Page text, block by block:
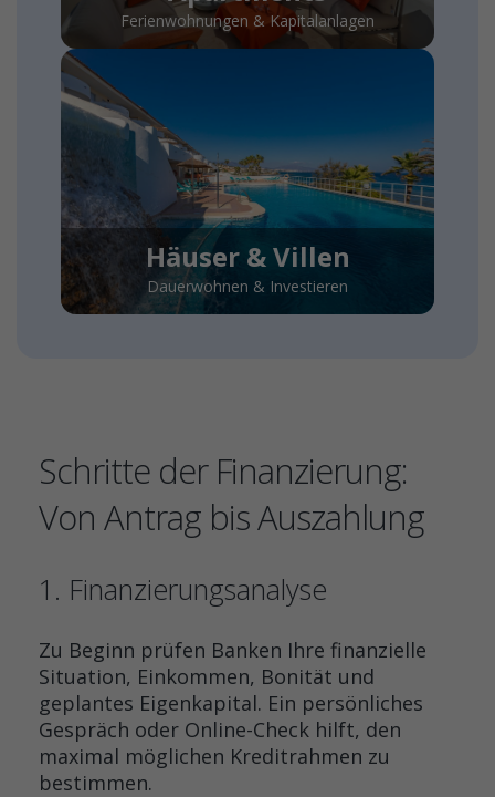
Ferienwohnungen & Kapitalanlagen
Häuser & Villen
Dauerwohnen & Investieren
Schritte der Finanzierung:
Von Antrag bis Auszahlung
1. Finanzierungsanalyse
Zu Beginn prüfen Banken Ihre finanzielle
Situation, Einkommen, Bonität und
geplantes Eigenkapital. Ein persönliches
Gespräch oder Online-Check hilft, den
maximal möglichen Kreditrahmen zu
bestimmen.